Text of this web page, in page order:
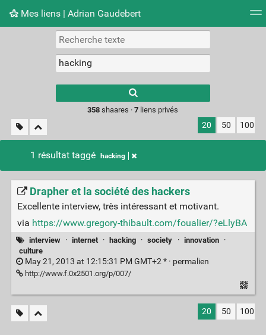
Mes liens | Adrian Gaudebert
Nuage de tags Mur d'images
results.
358 shaares ·7 liens privés
20 50 100
1 résultat taggé hacking
Drapher et la société des hackers
Excellente interview, très intéressant et motivant.
via https://www.gregory-thibault.com/foualier/?eLlyBA
interview · internet · hacking · society · innovation
·
culture
May 21, 2013 at 12:15:31 PM GMT+2 * · permalien
http://www.f.0x2501.org/p/007/
20 50 100